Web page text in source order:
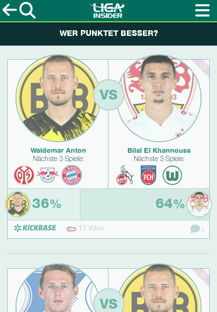
WER PUNKTET BESSER?
Waldemar Anton
Nächste 3 Spiele:
VS
Bilal El Khannouss
Nächste 3 Spiele:
36% 64%
11 Votes 0
VS